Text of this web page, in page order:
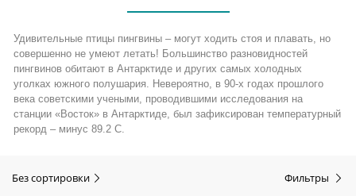
Удивительные птицы пингвины – могут ходить стоя и плавать, но
совершенно не умеют летать! Большинство разновидностей
пингвинов обитают в Антарктиде и других самых холодных
уголках южного полушария. Невероятно, в 90-х годах прошлого
века советскими учеными, проводившими исследования на
станции «Восток» в Антарктиде, был зафиксирован температурный
рекорд – минус 89.2 С.
Без сортировки Фильтры